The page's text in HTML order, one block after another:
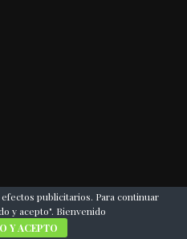
publicitarios. Para continuar
y acepto". Bienvenido
Y ACEPTO